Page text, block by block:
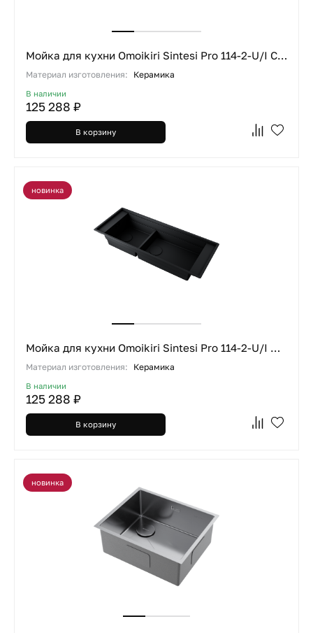
Мойка для кухни Omoikiri Sintesi Pro 114-2-U/I CN canyon
Материал изготовления: Керамика
В наличии
125 288 ₽
В корзину
новинка
Мойка для кухни Omoikiri Sintesi Pro 114-2-U/I GB графит
Материал изготовления: Керамика
В наличии
125 288 ₽
В корзину
новинка